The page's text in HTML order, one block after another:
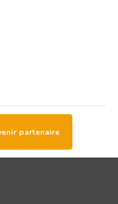
partenaire